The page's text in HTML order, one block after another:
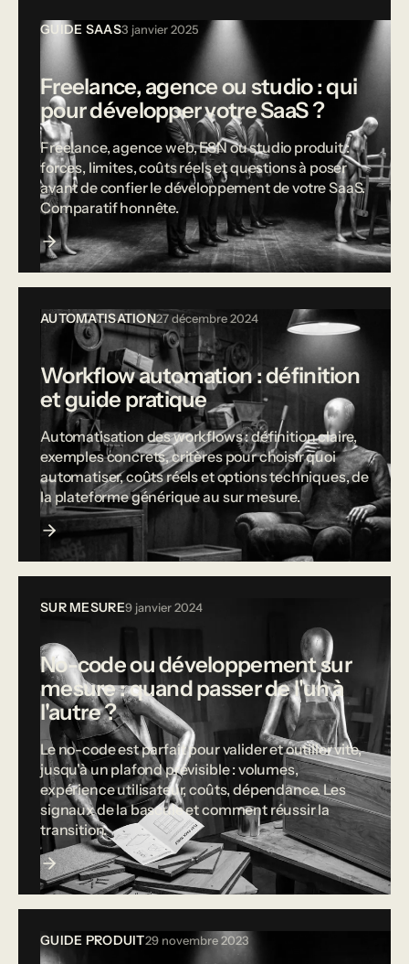
GUIDE SAAS3 janvier 2025
Freelance, agence ou studio : qui
pour développer votre SaaS ?
Freelance, agence web, ESN ou studio produit :
forces, limites, coûts réels et questions à poser
avant de confier le développement de votre SaaS.
Comparatif honnête.
AUTOMATISATION27 décembre 2024
Workflow automation : définition
et guide pratique
Automatisation des workflows : définition claire,
exemples concrets, critères pour choisir quoi
automatiser, coûts réels et options techniques, de
la plateforme générique au sur mesure.
SUR MESURE9 janvier 2024
No-code ou développement sur
mesure : quand passer de l'un à
l'autre ?
Le no-code est parfait pour valider et outiller vite,
jusqu'à un plafond prévisible : volumes,
expérience utilisateur, coûts, dépendance. Les
signaux de la bascule et comment réussir la
transition.
GUIDE PRODUIT29 novembre 2023